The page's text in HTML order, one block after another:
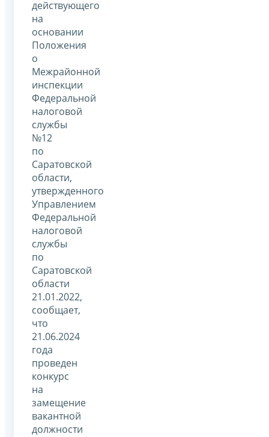
действующего
на
основании
Положения
о
Межрайонной
инспекции
Федеральной
налоговой
службы
№12
по
Саратовской
области,
утвержденного
Управлением
Федеральной
налоговой
службы
по
Саратовской
области
21.01.2022,
сообщает,
что
21.06.2024
года
проведен
конкурс
на
замещение
вакантной
должности